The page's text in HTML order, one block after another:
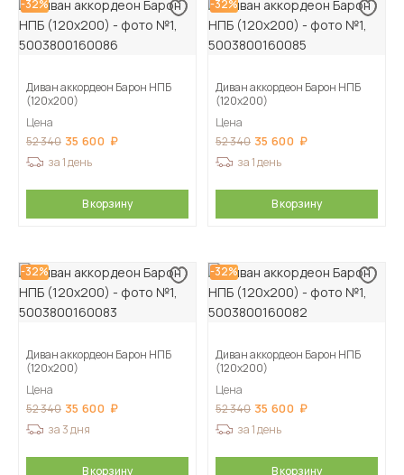
-32%
Диван аккордеон Барон НПБ
(120х200)
Цена
52 340 35 600
за 1 день
В корзину
-32%
Диван аккордеон Барон НПБ
(120х200)
Цена
52 340 35 600
за 1 день
В корзину
-32%
Диван аккордеон Барон НПБ
(120х200)
Цена
52 340 35 600
за 3 дня
В корзину
-32%
Диван аккордеон Барон НПБ
(120х200)
Цена
52 340 35 600
за 1 день
В корзину